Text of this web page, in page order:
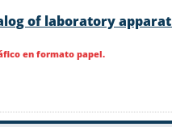
of laboratory
en formato papel.